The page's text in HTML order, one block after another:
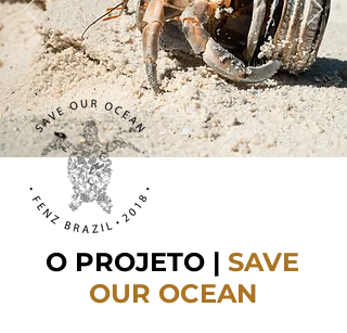
O PROJETO | SAVE
OUR OCEAN